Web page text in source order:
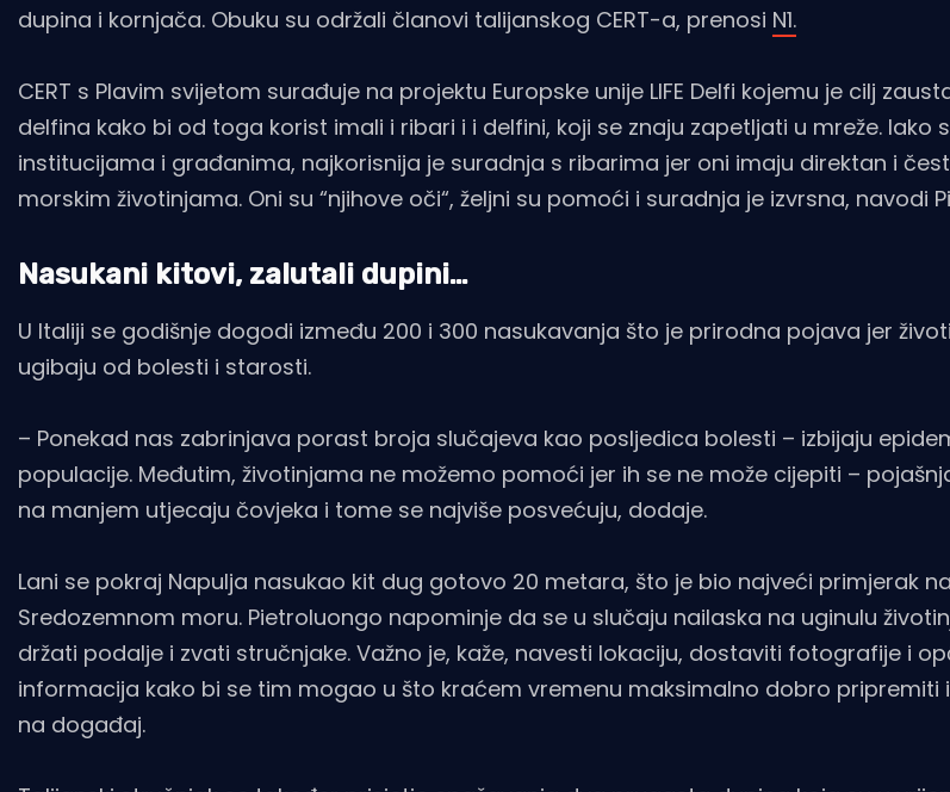
dupina i kornjača. Obuku su održali članovi talijanskog CERT-a, prenosi N1.
CERT s Plavim svijetom surađuje na projektu Europske unije LIFE Delfi kojemu je cilj
delfina kako bi od toga korist imali i ribari i i delfini, koji se znaju zapetljati u mreže. Iako
institucijama i građanima, najkorisnija je suradnja s ribarima jer oni imaju direktan i
morskim životinjama. Oni su “njihove oči“, željni su pomoći i suradnja je izvrsna, navodi
Nasukani kitovi, zalutali dupini…
U Italiji se godišnje dogodi između 200 i 300 nasukavanja što je prirodna pojava jer
ugibaju od bolesti i starosti.
– Ponekad nas zabrinjava porast broja slučajeva kao posljedica bolesti – izbijaju
populacije. Međutim, životinjama ne možemo pomoći jer ih se ne može cijepiti –
na manjem utjecaju čovjeka i tome se najviše posvećuju, dodaje.
Lani se pokraj Napulja nasukao kit dug gotovo 20 metara, što je bio najveći primjerak
Sredozemnom moru. Pietroluongo napominje da se u slučaju nailaska na uginulu
držati podalje i zvati stručnjake. Važno je, kaže, navesti lokaciju, dostaviti fotografije i
informacija kako bi se tim mogao u što kraćem vremenu maksimalno dobro
na događaj.